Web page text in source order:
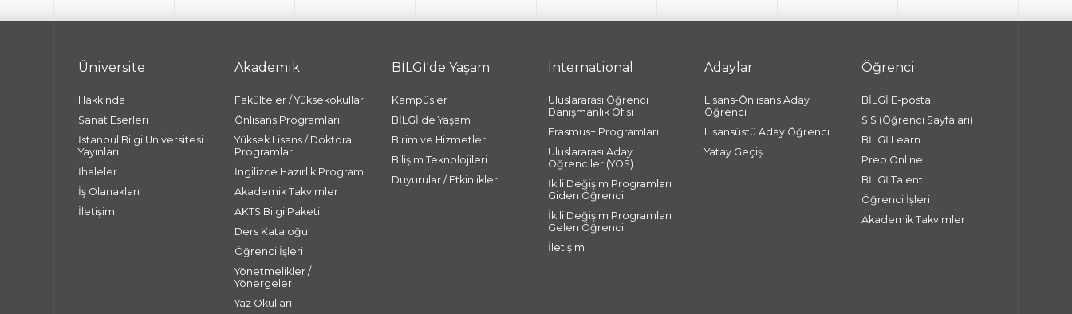
Üniversite
Hakkında
Sanat Eserleri
İstanbul Bilgi Üniversitesi
Yayınları
İhaleler
İş Olanakları
İletişim
Akademik
Fakülteler / Yüksekokullar
Önlisans Programları
Yüksek Lisans / Doktora
Programları
İngilizce Hazırlık Programı
Akademik Takvimler
AKTS Bilgi Paketi
Ders Kataloğu
Öğrenci İşleri
Yönetmelikler /
Yönergeler
Yaz Okulları
BİLGİ'de Yaşam
Kampüsler
BİLGİ'de Yaşam
Birim ve Hizmetler
Bilişim Teknolojileri
Duyurular / Etkinlikler
International
Uluslararası Öğrenci
Danışmanlık Ofisi
Erasmus+ Programları
Uluslararası Aday
Öğrenciler (YÖS)
İkili Değişim Programları
Giden Öğrenci
İkili Değişim Programları
Gelen Öğrenci
İletişim
Adaylar
Lisans-Önlisans Aday
Öğrenci
Lisansüstü Aday Öğrenci
Yatay Geçiş
Öğrenci
BİLGİ E-posta
SIS (Öğrenci Sayfaları)
BİLGİ Learn
Prep Online
BİLGİ Talent
Öğrenci İşleri
Akademik Takvimler